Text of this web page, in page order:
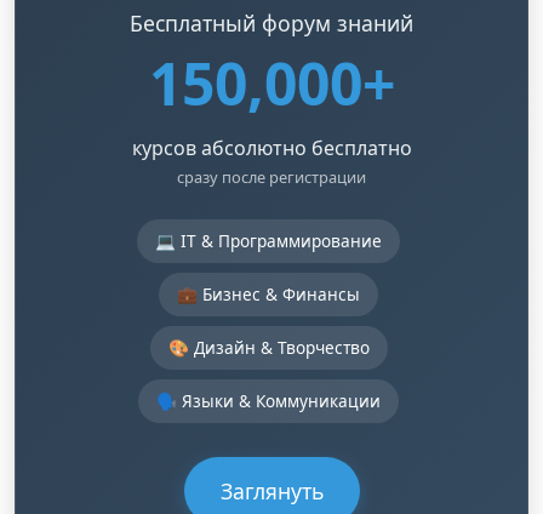
Бесплатный форум знаний
150,000+
курсов абсолютно бесплатно
сразу после регистрации
💻 IT & Программирование
💼 Бизнес & Финансы
🎨 Дизайн & Творчество
🗣️ Языки & Коммуникации
Заглянуть